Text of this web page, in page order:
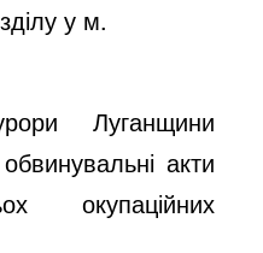
у м.
Луганщини
акти
окупаційних